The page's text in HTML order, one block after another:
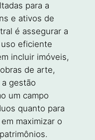
para a
e ativos de
é assegurar a
eficiente
incluir imóveis,
de arte,
gestão
um campo
quanto para
maximizar o